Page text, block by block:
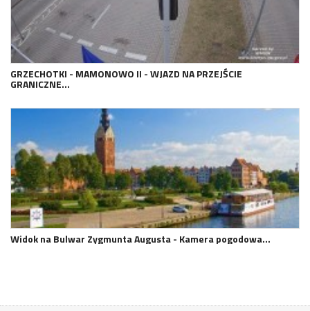
GRZECHOTKI - MAMONOWO II - WJAZD NA PRZEJŚCIE
GRANICZNE…
Widok na Bulwar Zygmunta Augusta - Kamera pogodowa…